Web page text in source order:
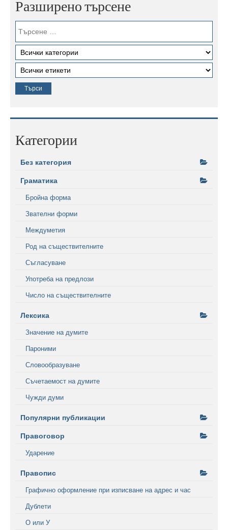
Разширено търсене
Категории
Без категория
Граматика
Бройна форма
Звателни форми
Междуметия
Род на съществителните
Съгласуване
Употреба на предлози
Число на съществителните
Лексика
Значение на думите
Пароними
Словообразуване
Съчетаемост на думите
Чужди думи
Популярни публикации
Правоговор
Ударение
Правопис
Графично оформление при изписване на адрес и час
Дублети
О или У